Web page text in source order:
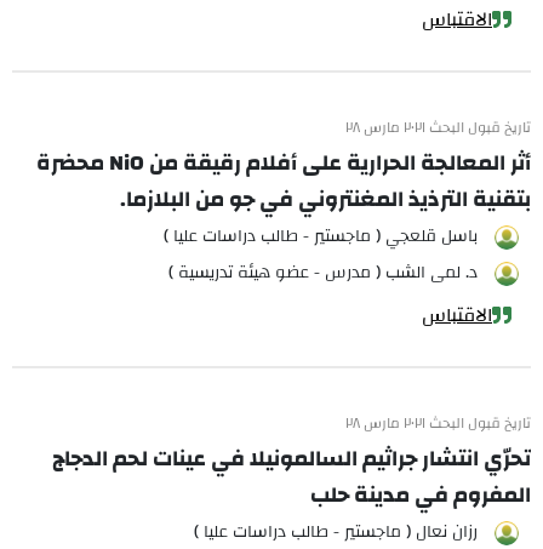
الاقتباس
تاريخ قبول البحث ٢٠٢١ مارس ٢٨
أثر المعالجة الحرارية على أفلام رقيقة من NiO محضرة
بتقنية الترذيذ المغنتروني في جو من البلازما.
باسل قلعجي ( ماجستير - طالب دراسات عليا )
د. لمى الشب ( مدرس - عضو هيئة تدريسية )
الاقتباس
تاريخ قبول البحث ٢٠٢١ مارس ٢٨
تحرّي انتشار جراثيم السالمونيلا في عينات لحم الدجاج
المفروم في مدينة حلب
رزان نعال ( ماجستير - طالب دراسات عليا )